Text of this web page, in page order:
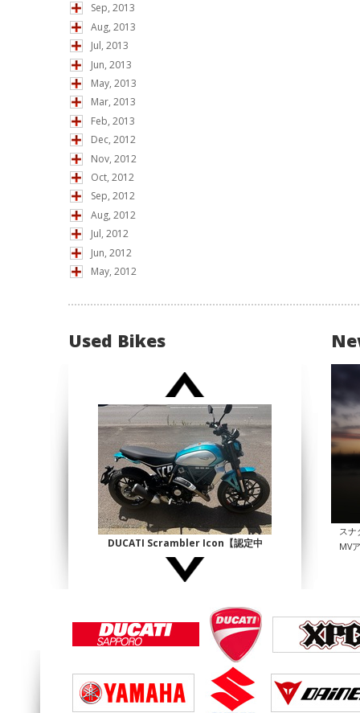
Sep, 2013
Aug, 2013
Jul, 2013
Jun, 2013
May, 2013
Mar, 2013
Feb, 2013
Dec, 2012
Nov, 2012
Oct, 2012
Sep, 2012
Aug, 2012
Jul, 2012
Jun, 2012
May, 2012
Used Bikes
DUCATI Scrambler Icon【認定中
古】
¥1,140,000
スナ
MV